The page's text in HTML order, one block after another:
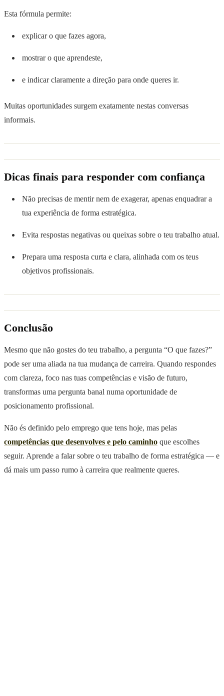
Esta fórmula permite:
explicar o que fazes agora,
mostrar o que aprendeste,
e indicar claramente a direção para onde queres ir.
Muitas oportunidades surgem exatamente nestas conversas
informais.
Dicas finais para responder com confiança
Não precisas de mentir nem de exagerar, apenas enquadrar a
tua experiência de forma estratégica.
Evita respostas negativas ou queixas sobre o teu trabalho atual.
Prepara uma resposta curta e clara, alinhada com os teus
objetivos profissionais.
Conclusão
Mesmo que não gostes do teu trabalho, a pergunta “O que fazes?”
pode ser uma aliada na tua mudança de carreira. Quando respondes
com clareza, foco nas tuas competências e visão de futuro,
transformas uma pergunta banal numa oportunidade de
posicionamento profissional.
Não és definido pelo emprego que tens hoje, mas pelas
competências que desenvolves e pelo caminho que escolhes
seguir. Aprende a falar sobre o teu trabalho de forma estratégica — e
dá mais um passo rumo à carreira que realmente queres.